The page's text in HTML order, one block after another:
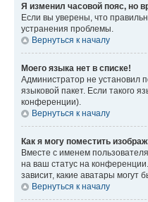
Я изменил часовой пояс, но
Если вы уверены, что
устранения проблемы.
Вернуться к началу
Моего языка нет в списке!
Администратор не установил
языковой пакет. Если такого
конференции).
Вернуться к началу
Как я могу поместить
Вместе с именем
на ваш статус на
зависит, какие аватары
Вернуться к началу